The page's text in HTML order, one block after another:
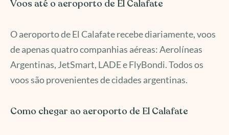
Voos até o aeroporto de El Calafate
O aeroporto de El Calafate recebe diariamente, voos
de apenas quatro companhias aéreas: Aerolíneas
Argentinas, JetSmart, LADE e FlyBondi. Todos os
voos são provenientes de cidades argentinas.
Como chegar ao aeroporto de El Calafate